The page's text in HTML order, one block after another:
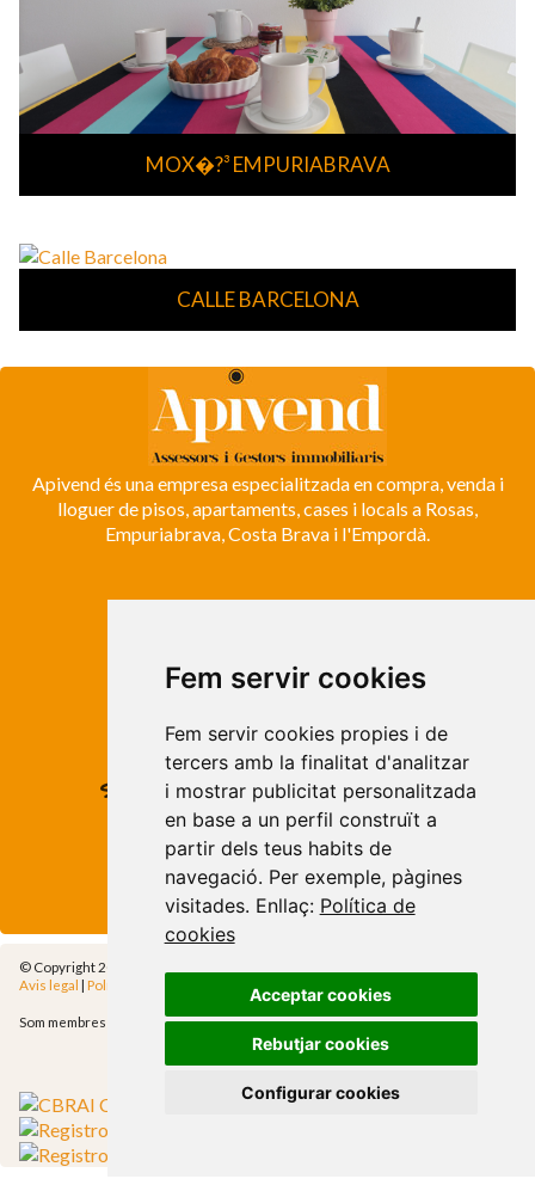
Fem servir cookies
Fem servir cookies propies i de
tercers amb la finalitat d'analitzar
i mostrar publicitat personalitzada
en base a un perfil construït a
partir dels teus habits de
navegació. Per exemple, pàgines
visitades. Enllaç: Política de
cookies
Acceptar cookies
Rebutjar cookies
Configurar cookies
MOX�?³ EMPURIABRAVA
CALLE BARCELONA
Apivend és una empresa especialitzada en compra, venda i
lloguer de pisos, apartaments, cases i locals a Rosas,
Empuriabrava, Costa Brava i l'Empordà.
Roses - Girona
Tel. +34 972 15 26 68
Segueixnos!
© Copyright 2014 - Apivend 2000 SL |
Avis legal | Política de privadesa Política de cookies Cfg.Cookies
Som membres de